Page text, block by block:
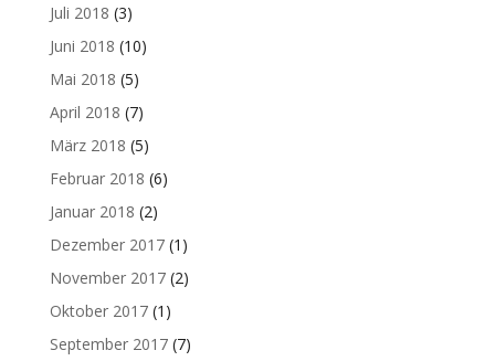
Juli 2018 (3)
Juni 2018 (10)
Mai 2018 (5)
April 2018 (7)
März 2018 (5)
Februar 2018 (6)
Januar 2018 (2)
Dezember 2017(1)
November 2017(2)
Oktober 2017(1)
September 2017(7)